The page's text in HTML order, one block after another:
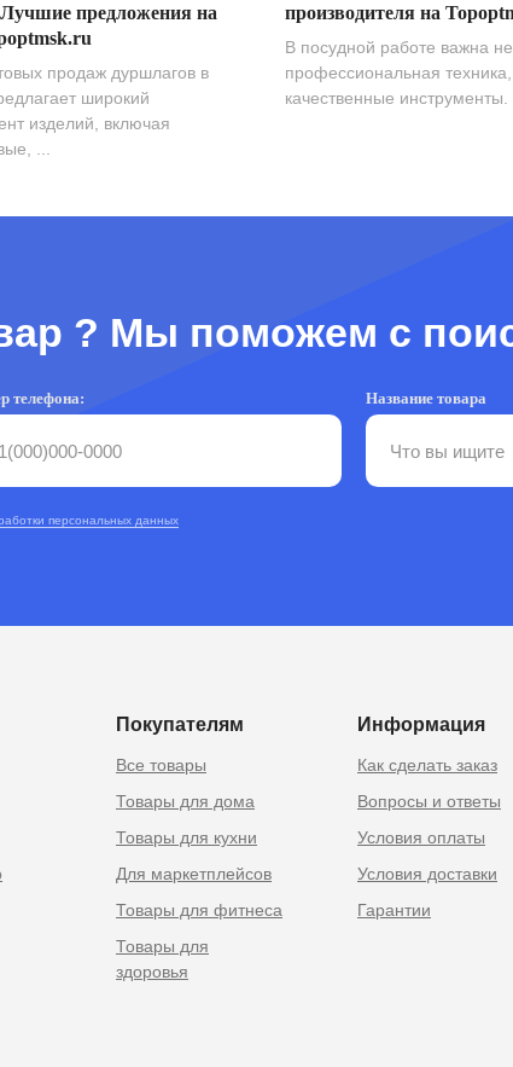
предложения на
продаж дуршлагов в
широкий
изделий, включая
...
производителя на
В посудной работе важна не
профессиональная
качественные инструменты.
? Мы поможем с
телефона: Название товара
персональных данных
Покупателям Информация
Как сделать заказ
Вопросы и ответы
Условия оплаты
Гарантии
Все товары
Товары для дома
Товары для кухни
Для маркетплейсов
Товары для фитнеса
Товары для
здоровья
Условия доставки